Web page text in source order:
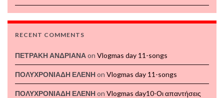
RECENT COMMENTS
ΠΕΤΡΑΚΗ ΑΝΔΡΙΑΝΑon Vlogmas day 11-songs
ΠΟΛΥΧΡΟΝΙΑΔΗ ΕΛΕΝΗon Vlogmas day 11-songs
ΠΟΛΥΧΡΟΝΙΑΔΗ ΕΛΕΝΗon Vlogmas day10-Οι απαντήσεις